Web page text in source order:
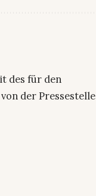
des für den
der Pressestelle